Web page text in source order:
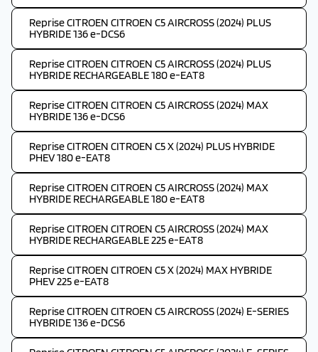
Reprise CITROEN CITROEN C5 AIRCROSS (2024) PLUS
HYBRIDE 136 e-DCS6
Reprise CITROEN CITROEN C5 AIRCROSS (2024) PLUS
HYBRIDE RECHARGEABLE 180 e-EAT8
Reprise CITROEN CITROEN C5 AIRCROSS (2024) MAX
HYBRIDE 136 e-DCS6
Reprise CITROEN CITROEN C5 X (2024) PLUS HYBRIDE
PHEV 180 e-EAT8
Reprise CITROEN CITROEN C5 AIRCROSS (2024) MAX
HYBRIDE RECHARGEABLE 180 e-EAT8
Reprise CITROEN CITROEN C5 AIRCROSS (2024) MAX
HYBRIDE RECHARGEABLE 225 e-EAT8
Reprise CITROEN CITROEN C5 X (2024) MAX HYBRIDE
PHEV 225 e-EAT8
Reprise CITROEN CITROEN C5 AIRCROSS (2024) E-SERIES
HYBRIDE 136 e-DCS6